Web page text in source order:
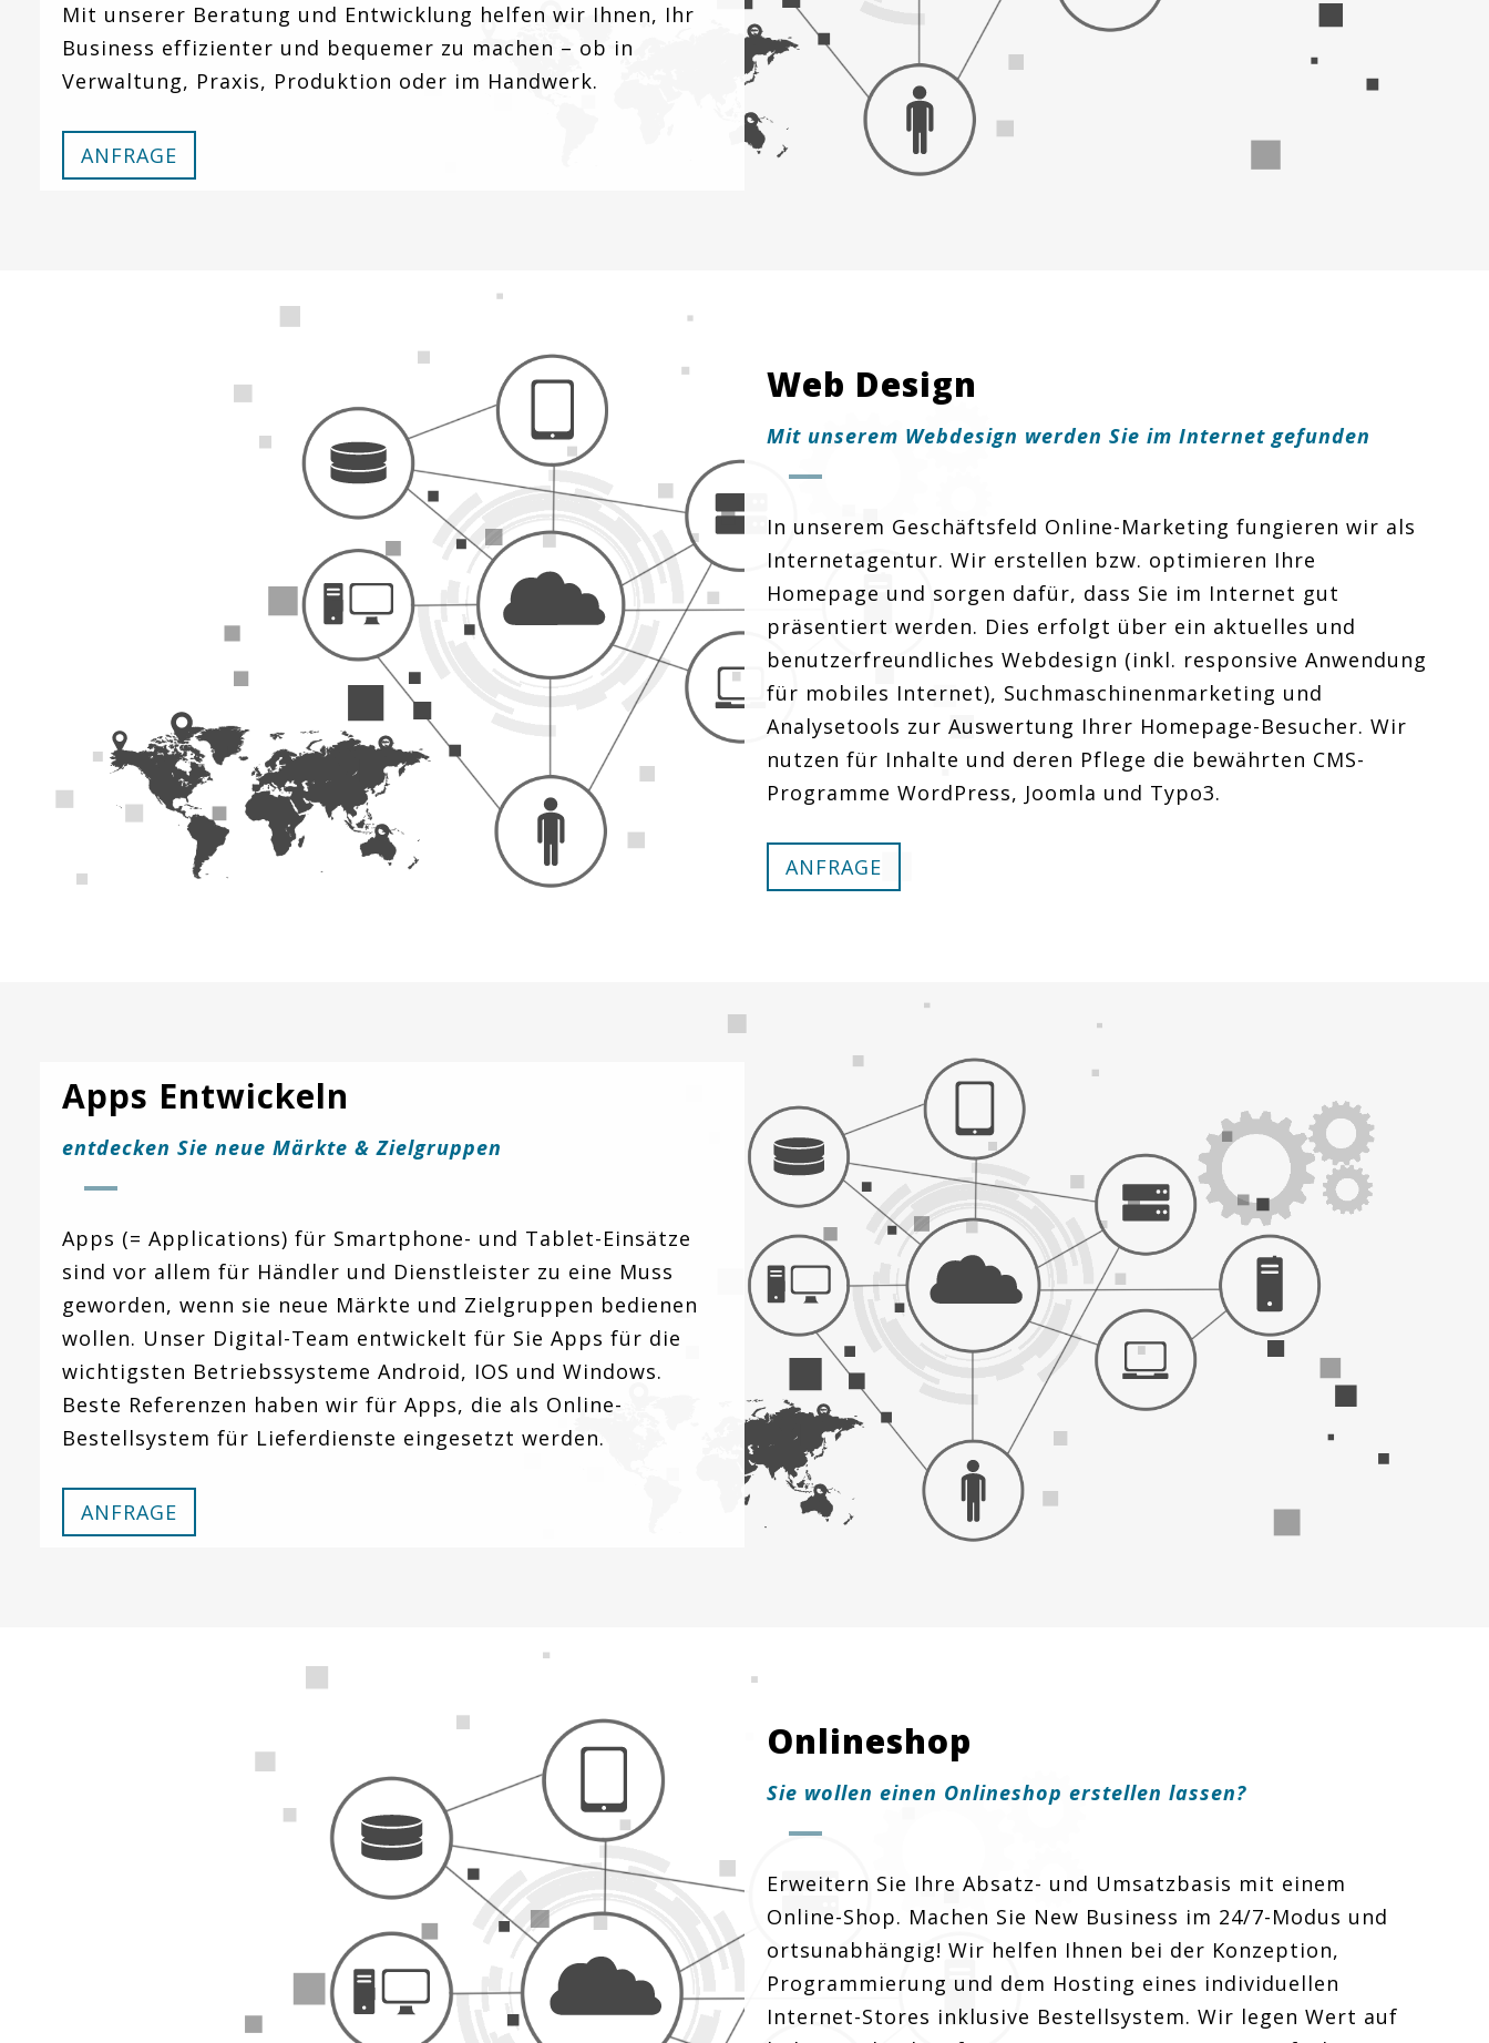
Mit unserer Beratung und Entwicklung helfen wir Ihnen, Ihr
Business effizienter und bequemer zu machen – ob in
Verwaltung, Praxis, Produktion oder im Handwerk.
ANFRAGE
Web Design
Mit unserem Webdesign werden Sie im Internet gefunden
In unserem Geschäftsfeld Online-Marketing fungieren wir als
Internetagentur. Wir erstellen bzw. optimieren Ihre
Homepage und sorgen dafür, dass Sie im Internet gut
präsentiert werden. Dies erfolgt über ein aktuelles und
benutzerfreundliches Webdesign (inkl. responsive Anwendung
für mobiles Internet), Suchmaschinenmarketing und
Analysetools zur Auswertung Ihrer Homepage-Besucher. Wir
nutzen für Inhalte und deren Pflege die bewährten CMS-
Programme WordPress, Joomla und Typo3.
ANFRAGE
Apps Entwickeln
entdecken Sie neue Märkte & Zielgruppen
Apps (= Applications) für Smartphone- und Tablet-Einsätze
sind vor allem für Händler und Dienstleister zu eine Muss
geworden, wenn sie neue Märkte und Zielgruppen bedienen
wollen. Unser Digital-Team entwickelt für Sie Apps für die
wichtigsten Betriebssysteme Android, IOS und Windows.
Beste Referenzen haben wir für Apps, die als Online-
Bestellsystem für Lieferdienste eingesetzt werden.
ANFRAGE
Onlineshop
Sie wollen einen Onlineshop erstellen lassen?
Erweitern Sie Ihre Absatz- und Umsatzbasis mit einem
Online-Shop. Machen Sie New Business im 24/7-Modus und
ortsunabhängig! Wir helfen Ihnen bei der Konzeption,
Programmierung und dem Hosting eines individuellen
Internet-Stores inklusive Bestellsystem. Wir legen Wert auf